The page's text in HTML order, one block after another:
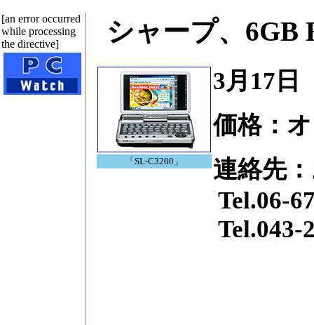
[an error occurred
while processing
the directive]
シャープ、6GB
「SL-C3200」
3月17
価格：
連絡先
Tel.06-
Tel.043-